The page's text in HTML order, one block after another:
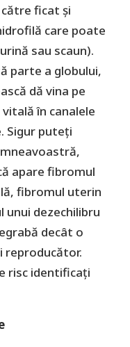
ficat și
care poate
sau scaun).
parte a globului,
dă vina pe
vitală în canalele
Sigur puteți
apare fibromul
fibromul uterin
dezechilibru
decât o
reproducător.
risc identificați